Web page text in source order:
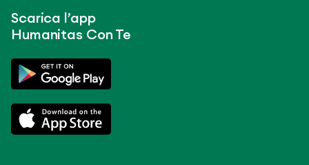
Scarica l’app
Humanitas Con Te